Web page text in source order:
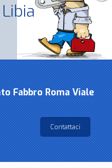
Fabbro Roma Viale
Contattaci